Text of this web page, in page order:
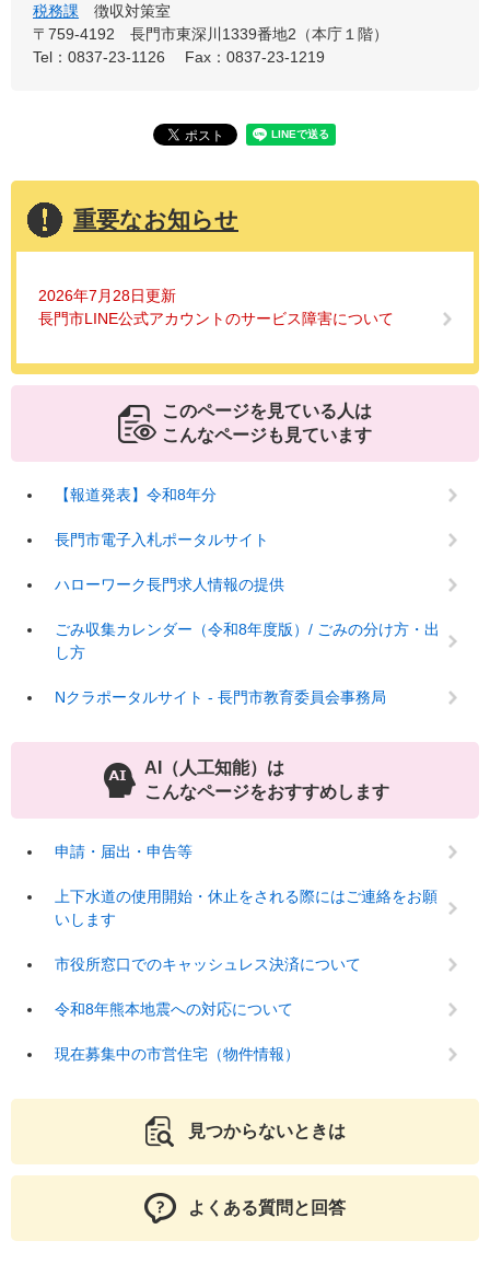
税務課
徴収対策室
〒759-4192
長門市東深川1339番地2（本庁１階）
Tel：0837-23-1126
Fax：0837-23-1219
重要なお知らせ
2026年7月28日更新
長門市LINE公式アカウントのサービス障害について
このページを見ている人は
こんなページも見ています
【報道発表】令和8年分
長門市電子入札ポータルサイト
ハローワーク長門求人情報の提供
ごみ収集カレンダー（令和8年度版）/ ごみの分け方・出
し方
Nクラポータルサイト - 長門市教育委員会事務局
AI（人工知能）は
こんなページをおすすめします
申請・届出・申告等
上下水道の使用開始・休止をされる際にはご連絡をお願
いします
市役所窓口でのキャッシュレス決済について
令和8年熊本地震への対応について
現在募集中の市営住宅（物件情報）
見つからないときは
よくある質問と回答